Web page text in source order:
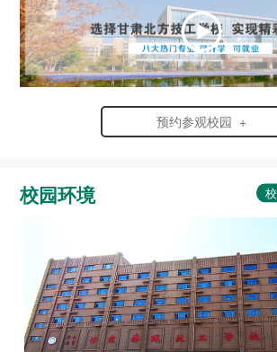
预约参观校园 +
校园环境